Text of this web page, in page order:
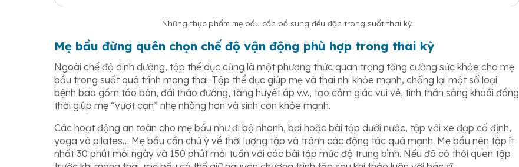
Những thực phẩm mẹ bầu cần bổ sung đều đặn trong suốt thai kỳ
Mẹ bầu đừng quên chọn chế độ vận động phù hợp trong thai kỳ
Ngoài chế độ dinh dưỡng, tập thể dục cũng là một phương thức quan trọng tăng cường sức khỏe cho mẹ
bầu trong suốt quá trình mang thai. Tập thể dục giúp mẹ và thai nhi khỏe mạnh, chống lại một số loại
bệnh bao gồm táo bón, đái tháo đường, tăng huyết áp v.v., tạo cảm giác vui vẻ, tinh thần sảng khoái đồng
thời giúp mẹ “vượt cạn” nhẹ nhàng hơn và sinh con khỏe mạnh.
Các hoạt động an toàn cho mẹ bầu như đi bộ nhanh, bơi hoặc bài tập dưới nước, tập với xe đạp cố định,
yoga và pilates… Mẹ bầu cần chú ý về thời lượng tập và tránh các động tác quá mạnh. Mẹ bầu nên tập ít
nhất 30 phút mỗi ngày và 150 phút mỗi tuần với các bài tập mức độ trung bình. Nếu đã có thói quen tập